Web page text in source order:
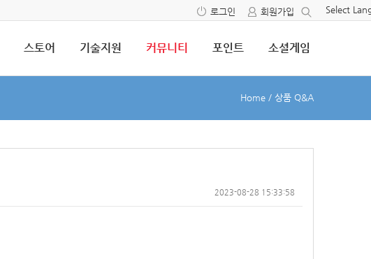
Select
로그인 회원가입
스토어 기술지원 커뮤니티 포인트 소셜게임
Home / 상품 Q&A
2023-08-28 15:33:58